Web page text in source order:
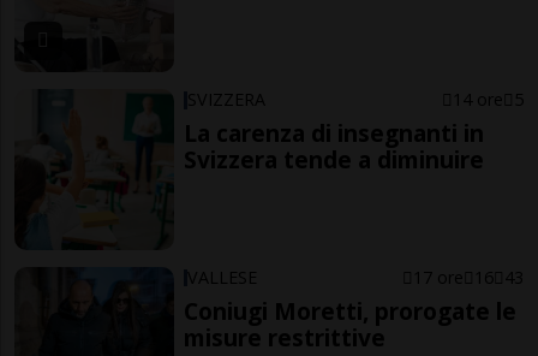
SVIZZERA 14 ore 5
La carenza di insegnanti in
Svizzera tende a diminuire
VALLESE 17 ore 16 43
Coniugi Moretti, prorogate le
misure restrittive